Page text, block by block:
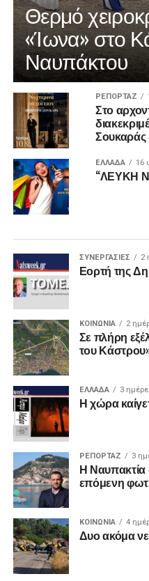
Θερμό
«Ίωνα» στο
Ναυπάκτου
ΡΕΠΟΡΤΑΖ
Στο
Σουκαράς
ΕΛΛΑΔΑ 16
“ΛΕΥΚΗ
ΣΥΝΕΡΓΑΣΙΕΣ 2
Εορτή της
ΚΟΙΝΩΝΙΑ 2
Σε πλήρη
του
ΕΛΛΑΔΑ 3
Η χώρα
ΡΕΠΟΡΤΑΖ 3
Η Ναυπακτία
επόμενη
ΚΟΙΝΩΝΙΑ 4
Δυο ακόμα